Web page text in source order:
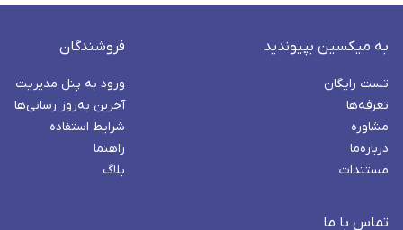
به میکسین بپیوندید
تست رایگان
تعرفه‌ها
مشاوره
درباره‌ما
مستندات
فروشندگان
ورود به پنل مدیریت
آخرین به‌روز رسانی‌ها
شرایط استفاده
راهنما
بلاگ
تماس با ما